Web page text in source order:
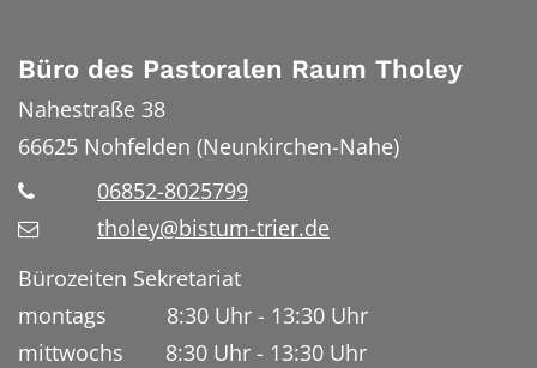
Büro des Pastoralen Raum Tholey
Nahestraße 38
66625 Nohfelden (Neunkirchen-Nahe)
06852-8025799
tholey@bistum-trier.de
Bürozeiten Sekretariat
montags 8:30 Uhr - 13:30 Uhr
mittwochs 8:30 Uhr - 13:30 Uhr